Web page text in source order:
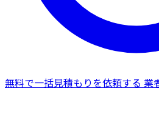
無料で一括見積もりを依頼する 業